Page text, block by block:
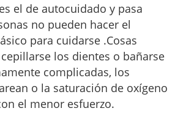
el de autocuidado y pasa
no pueden hacer el
para cuidarse .Cosas
los dientes o bañarse
complicadas, los
o la saturación de oxígeno
el menor esfuerzo.